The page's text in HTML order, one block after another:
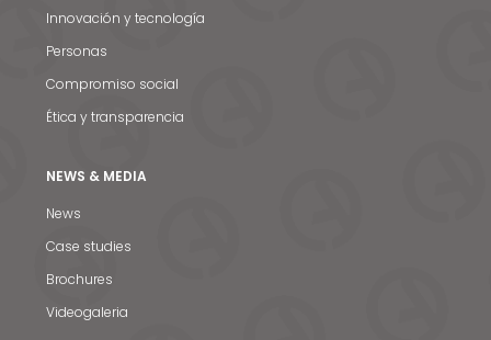
Innovación y tecnología
Personas
Compromiso social
Ética y transparencia
NEWS & MEDIA
News
Case studies
Brochures
Videogaleria